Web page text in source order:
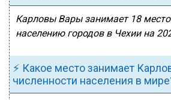
Карловы Вары занимает 18 место
населению городов в Чехии на
⚡ Какое место занимает
численности населения в